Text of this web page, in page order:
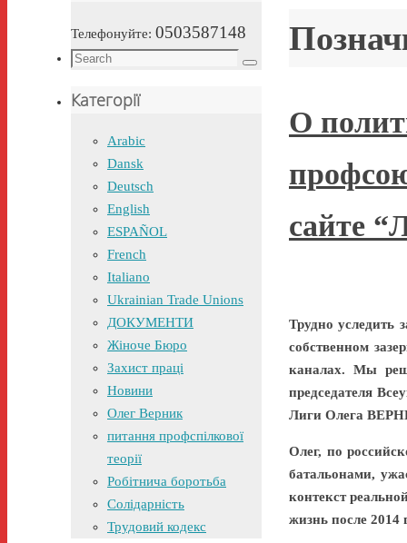
О
сайте
Трудно уследить
собственном
каналах. Мы
председателя
Лиги Олега
Олег, по
батальонами,
контекст
жизнь после 2014
Телефонуйте: 0503587148
Search
Search
Категорії
Arabic
Dansk
Deutsch
English
ESPAÑOL
French
Italiano
Ukrainian Trade Unions
ДОКУМЕНТИ
Жіноче Бюро
Захист праці
Новини
Олег Верник
питання профспілкової
теорії
Робітнича боротьба
Солідарність
Трудовий кодекс